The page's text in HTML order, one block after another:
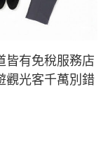
皆有免稅服務店
觀光客千萬別錯